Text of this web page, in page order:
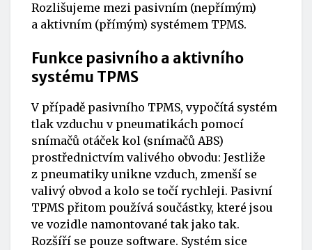
Rozlišujeme mezi pasivním (nepřímým)
a aktivním (přímým) systémem TPMS.
Funkce pasivního a aktivního
systému TPMS
V případě pasivního TPMS, vypočítá systém
tlak vzduchu v pneumatikách pomocí
snímačů otáček kol (snímačů ABS)
prostřednictvím valivého obvodu: Jestliže
z pneumatiky unikne vzduch, zmenší se
valivý obvod a kolo se točí rychleji. Pasivní
TPMS přitom používá součástky, které jsou
ve vozidle namontované tak jako tak.
Rozšíří se pouze software. Systém sice